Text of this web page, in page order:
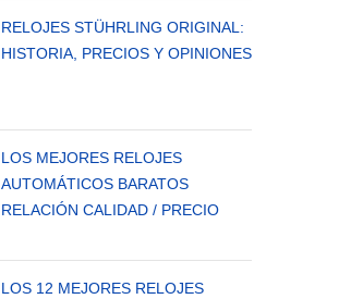
RELOJES STÜHRLING ORIGINAL:
HISTORIA, PRECIOS Y OPINIONES
LOS MEJORES RELOJES
AUTOMÁTICOS BARATOS
RELACIÓN CALIDAD / PRECIO
LOS 12 MEJORES RELOJES